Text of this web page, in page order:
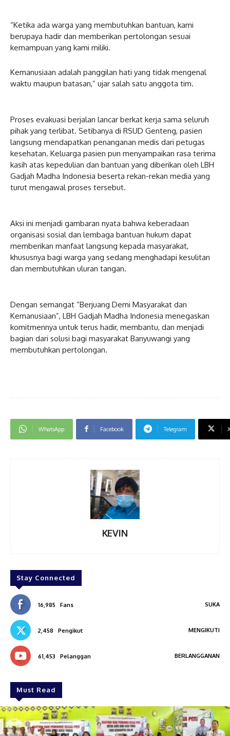
“Ketika ada warga yang membutuhkan bantuan, kami
berupaya hadir dan memberikan pertolongan sesuai
kemampuan yang kami miliki.
Kemanusiaan adalah panggilan hati yang tidak mengenal
waktu maupun batasan,” ujar salah satu anggota tim.
Proses evakuasi berjalan lancar berkat kerja sama seluruh
pihak yang terlibat. Setibanya di RSUD Genteng, pasien
langsung mendapatkan penanganan medis dari petugas
kesehatan. Keluarga pasien pun menyampaikan rasa terima
kasih atas kepedulian dan bantuan yang diberikan oleh LBH
Gadjah Madha Indonesia beserta rekan-rekan media yang
turut mengawal proses tersebut.
Aksi ini menjadi gambaran nyata bahwa keberadaan
organisasi sosial dan lembaga bantuan hukum dapat
memberikan manfaat langsung kepada masyarakat,
khususnya bagi warga yang sedang menghadapi kesulitan
dan membutuhkan uluran tangan.
Dengan semangat “Berjuang Demi Masyarakat dan
Kemanusiaan”, LBH Gadjah Madha Indonesia menegaskan
komitmennya untuk terus hadir, membantu, dan menjadi
bagian dari solusi bagi masyarakat Banyuwangi yang
membutuhkan pertolongan.
WhatsApp Facebook Telegram
KEVIN
Stay Connected
16,985 Fans SUKA
2,458 Pengikut MENGIKUTI
61,453 Pelanggan BERLANGGANAN
Must Read